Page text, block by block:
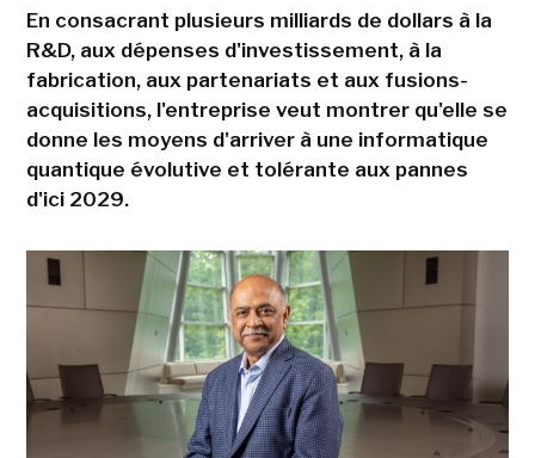
En consacrant plusieurs milliards de dollars à la
R&D, aux dépenses d'investissement, à la
fabrication, aux partenariats et aux fusions-
acquisitions, l'entreprise veut montrer qu'elle se
donne les moyens d'arriver à une informatique
quantique évolutive et tolérante aux pannes
d'ici 2029.